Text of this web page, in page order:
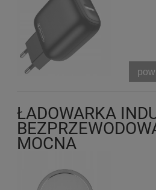
ŁADOWARKA
MOCNA